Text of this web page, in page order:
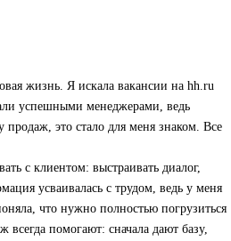
жизнь. Я искала вакансии на hh.ru
успешными менеджерами, ведь
это стало для меня знаком. Все
с клиентом: выстраивать диалог,
усваивалась с трудом, ведь у меня
что нужно полностью погрузиться
помогают: сначала дают базу,